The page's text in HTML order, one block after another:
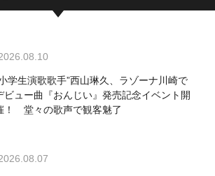
学生演歌歌手”西山琳久、ラゾーナ川崎で
ビュー曲『おんじい』発売記念イベント開
！ 堂々の歌声で観客魅了